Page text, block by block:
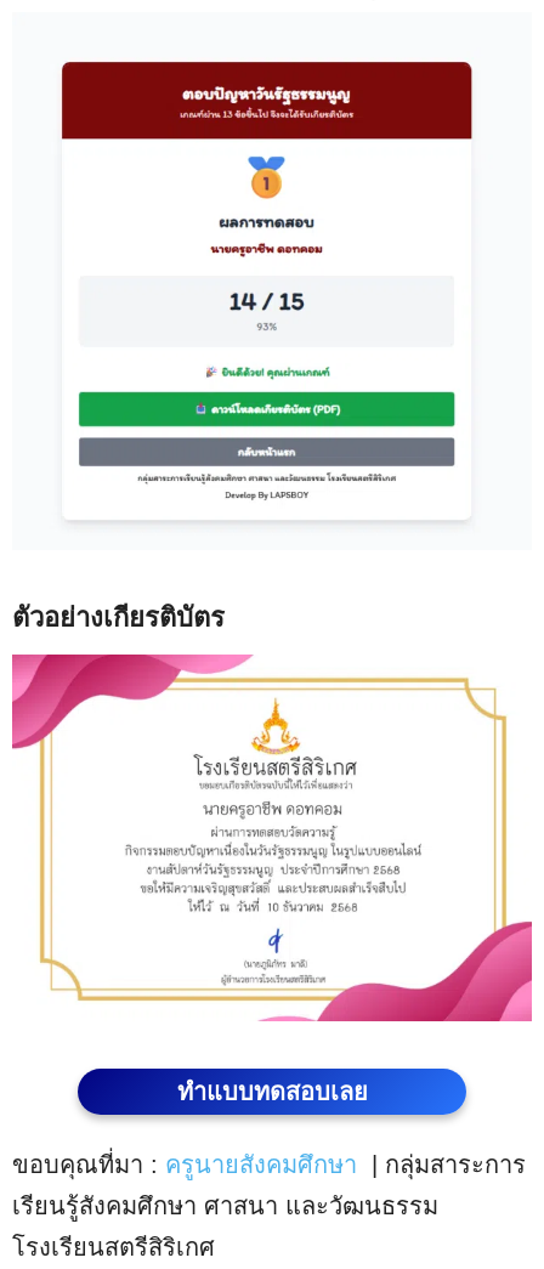
u
ตัวอย่างเกียรติบัตร
ทำแบบทดสอบเลย
ขอบคุณที่มา : ครูนายสังคมศึกษา
| กลุ่มสาระการ
เรียนรู้สังคมศึกษา ศาสนา และวัฒนธรรม
โรงเรียนสตรีสิริเกศ